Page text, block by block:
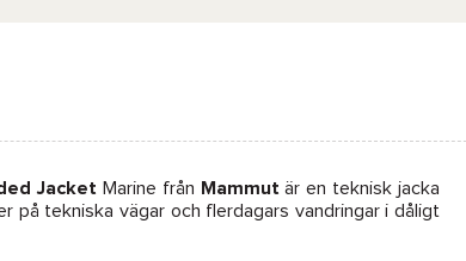
Jacket Marine från Mammut är en teknisk jacka
på tekniska vägar och flerdagars vandringar i dåligt